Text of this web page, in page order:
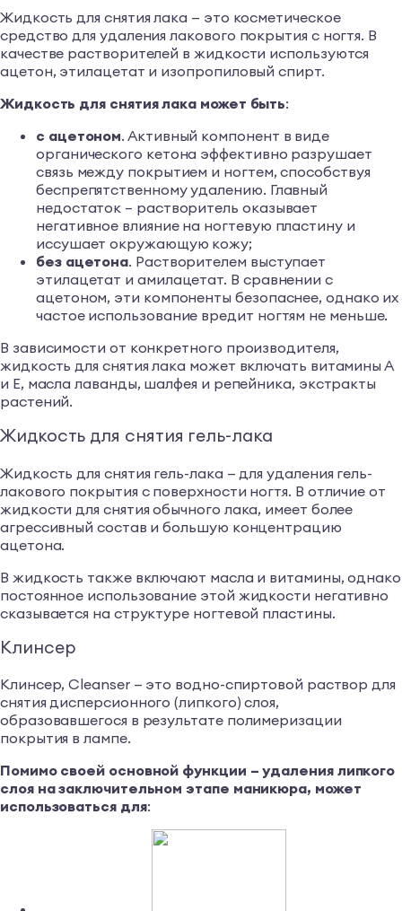
Жидкость для снятия лака — это косметическое
средство для удаления лакового покрытия с ногтя. В
качестве растворителей в жидкости используются
ацетон, этилацетат и изопропиловый спирт.
Жидкость для снятия лака может быть:
с ацетоном. Активный компонент в виде
органического кетона эффективно разрушает
связь между покрытием и ногтем, способствуя
беспрепятственному удалению. Главный
недостаток – растворитель оказывает
негативное влияние на ногтевую пластину и
иссушает окружающую кожу;
без ацетона. Растворителем выступает
этилацетат и амилацетат. В сравнении с
ацетоном, эти компоненты безопаснее, однако их
частое использование вредит ногтям не меньше.
В зависимости от конкретного производителя,
жидкость для снятия лака может включать витамины А
и Е, масла лаванды, шалфея и репейника, экстракты
растений.
Жидкость для снятия гель-лака
Жидкость для снятия гель-лака — для удаления гель­­­­-
лакового покрытия с поверхности ногтя. В отличие от
жидкости для снятия обычного лака, имеет более
агрессивный состав и большую концентрацию
ацетона.
В жидкость также включают масла и витамины, однако
постоянное использование этой жидкости негативно
сказывается на структуре ногтевой пластины.
Клинсер
Клинсер, Cleanser — это водно-спиртовой раствор для
снятия дисперсионного (липкого) слоя,
образовавшегося в результате полимеризации
покрытия в лампе.
Помимо своей основной функции – удаления липкого
слоя на заключительном этапе маникюра, может
использоваться для: